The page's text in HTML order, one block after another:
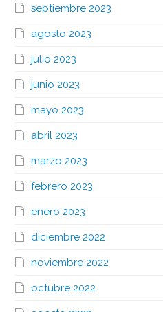
septiembre 2023
agosto 2023
julio 2023
junio 2023
mayo 2023
abril 2023
marzo 2023
febrero 2023
enero 2023
diciembre 2022
noviembre 2022
octubre 2022